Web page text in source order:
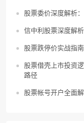
股票委价深度解析
信中利股票深度解
股票跌停价实战指
股票借壳上市投资
路径
股票帐号开户全面